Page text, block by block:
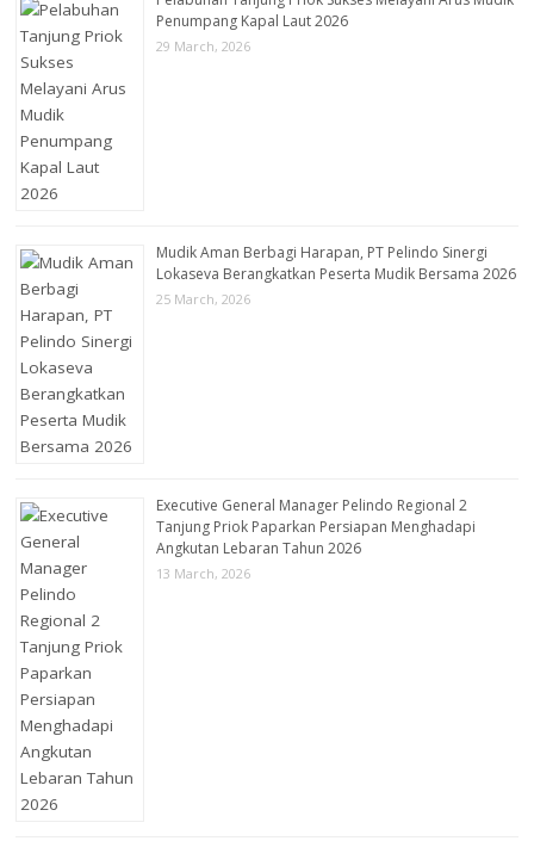
Penumpang Kapal Laut 2026
29 March, 2026
Mudik Aman Berbagi Harapan, PT Pelindo Sinergi
Lokaseva Berangkatkan Peserta Mudik Bersama 2026
25 March, 2026
Executive General Manager Pelindo Regional 2
Tanjung Priok Paparkan Persiapan Menghadapi
Angkutan Lebaran Tahun 2026
13 March, 2026